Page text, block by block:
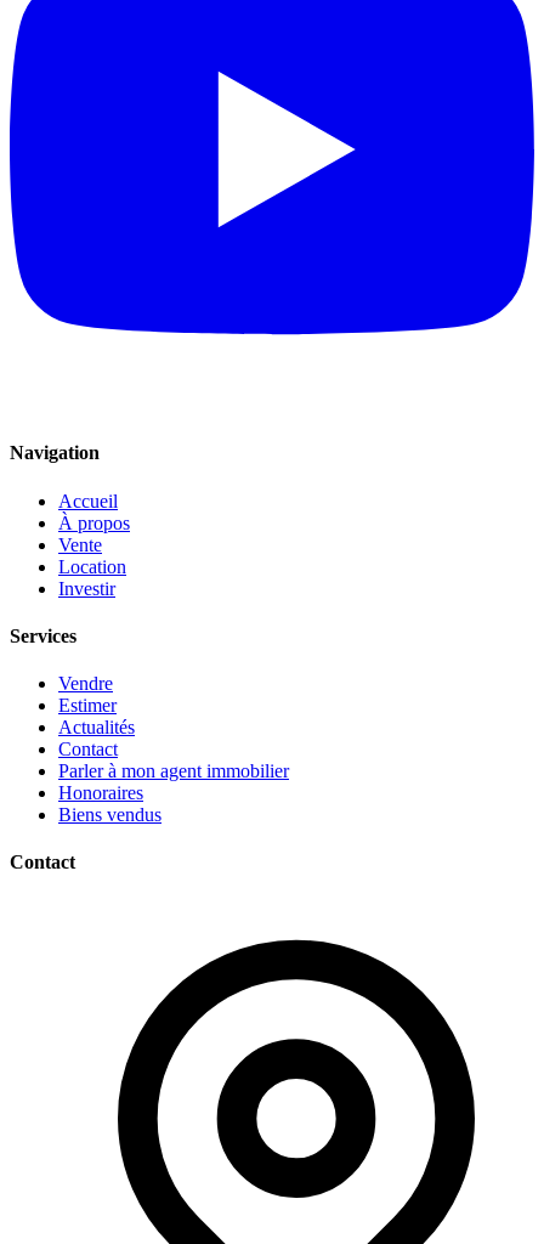
Navigation
Accueil
À propos
Vente
Location
Investir
Services
Vendre
Estimer
Actualités
Contact
Parler à mon agent immobilier
Honoraires
Biens vendus
Contact